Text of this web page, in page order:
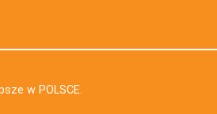
w POLSCE.